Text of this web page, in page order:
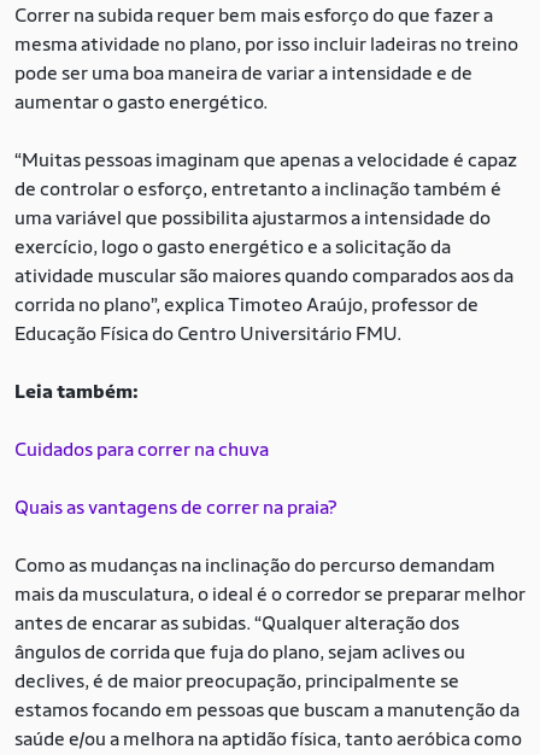
Correr na subida requer bem mais esforço do que fazer a
mesma atividade no plano, por isso incluir ladeiras no treino
pode ser uma boa maneira de variar a intensidade e de
aumentar o gasto energético.
“Muitas pessoas imaginam que apenas a velocidade é capaz
de controlar o esforço, entretanto a inclinação também é
uma variável que possibilita ajustarmos a intensidade do
exercício, logo o gasto energético e a solicitação da
atividade muscular são maiores quando comparados aos da
corrida no plano”, explica Timoteo Araújo, professor de
Educação Física do Centro Universitário FMU.
Leia também:
Cuidados para correr na chuva
Quais as vantagens de correr na praia?
Como as mudanças na inclinação do percurso demandam
mais da musculatura, o ideal é o corredor se preparar melhor
antes de encarar as subidas. “Qualquer alteração dos
ângulos de corrida que fuja do plano, sejam aclives ou
declives, é de maior preocupação, principalmente se
estamos focando em pessoas que buscam a manutenção da
saúde e/ou a melhora na aptidão física, tanto aeróbica como